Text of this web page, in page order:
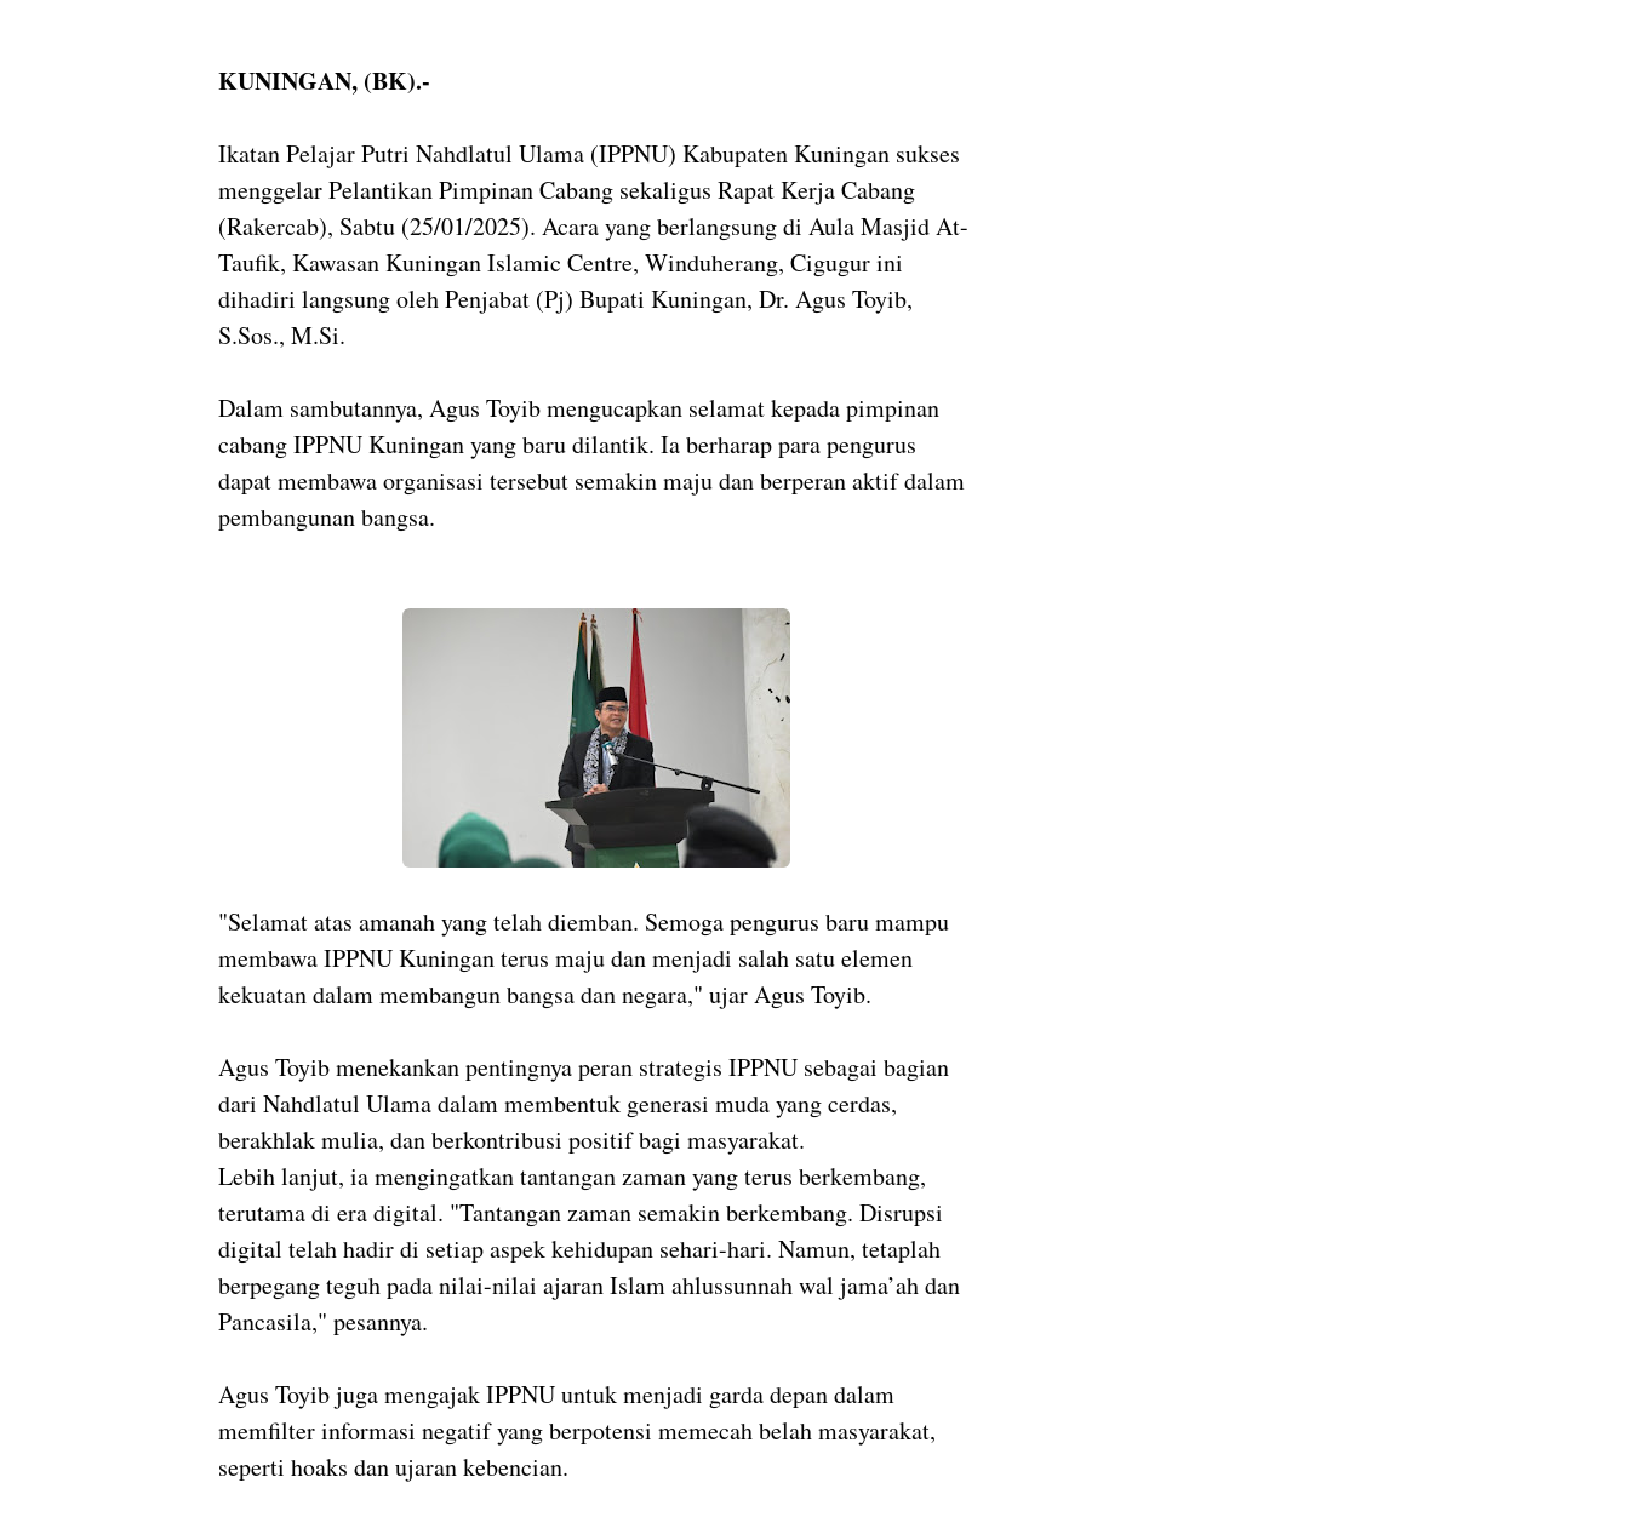
KUNINGAN, (BK).-
Ikatan Pelajar Putri Nahdlatul Ulama (IPPNU) Kabupaten Kuningan sukses
menggelar Pelantikan Pimpinan Cabang sekaligus Rapat Kerja Cabang
(Rakercab), Sabtu (25/01/2025). Acara yang berlangsung di Aula Masjid At-
Taufik, Kawasan Kuningan Islamic Centre, Winduherang, Cigugur ini
dihadiri langsung oleh Penjabat (Pj) Bupati Kuningan, Dr. Agus Toyib,
S.Sos., M.Si.
Dalam sambutannya, Agus Toyib mengucapkan selamat kepada pimpinan
cabang IPPNU Kuningan yang baru dilantik. Ia berharap para pengurus
dapat membawa organisasi tersebut semakin maju dan berperan aktif dalam
pembangunan bangsa.
"Selamat atas amanah yang telah diemban. Semoga pengurus baru mampu
membawa IPPNU Kuningan terus maju dan menjadi salah satu elemen
kekuatan dalam membangun bangsa dan negara," ujar Agus Toyib.
Agus Toyib menekankan pentingnya peran strategis IPPNU sebagai bagian
dari Nahdlatul Ulama dalam membentuk generasi muda yang cerdas,
berakhlak mulia, dan berkontribusi positif bagi masyarakat.
Lebih lanjut, ia mengingatkan tantangan zaman yang terus berkembang,
terutama di era digital. "Tantangan zaman semakin berkembang. Disrupsi
digital telah hadir di setiap aspek kehidupan sehari-hari. Namun, tetaplah
berpegang teguh pada nilai-nilai ajaran Islam ahlussunnah wal jama’ah dan
Pancasila," pesannya.
Agus Toyib juga mengajak IPPNU untuk menjadi garda depan dalam
memfilter informasi negatif yang berpotensi memecah belah masyarakat,
seperti hoaks dan ujaran kebencian.